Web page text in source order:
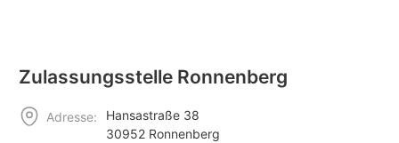
Zulassungsstelle Ronnenberg
Adresse:
Hansastraße 38
30952 Ronnenberg